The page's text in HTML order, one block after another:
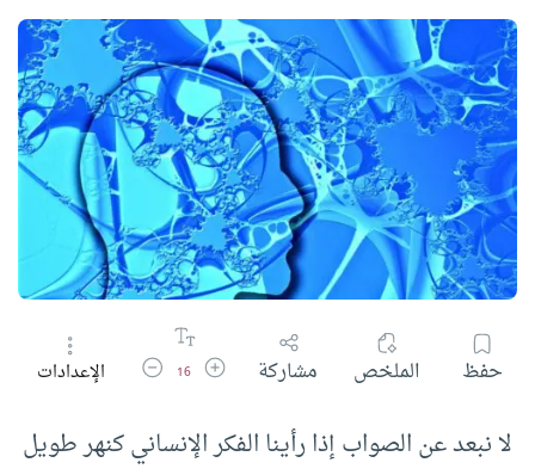
حفظ الملخص مشاركة زيادة حجم الخط
16 تقليل حجم الخط
الإعدادات
لا نبعد عن الصواب إذا رأينا الفكر الإنساني كنهر طويل